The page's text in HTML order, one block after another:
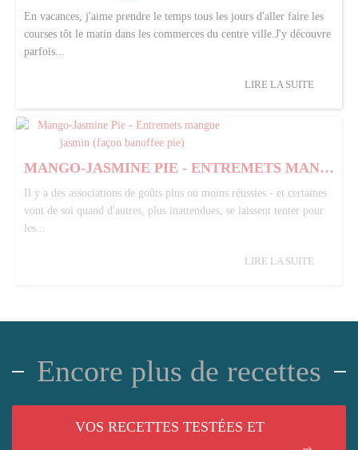
En vacances, j'aime prendre le temps tous les jours d'aller faire les
courses tôt le matin dans les commerces du centre ville.J'y découvre
parfois...
LIRE LA SUITE
MANGO-JASMINE PIE - ENTREMETS MANGUE JASMIN (FAÇON BANOFFEE PIE)
Il y a des associations de goûts plus ou moins réussies - et certaines
vont de soi quand d'autres, plus inattendues, se laissent tenter pour
les...
LIRE LA SUITE
Encore plus de recettes
VOS RECETTES TESTÉES ET